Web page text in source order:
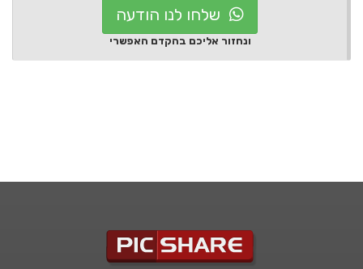
שלחו לנו הודעה
ונחזור אליכם בהקדם האפשרי